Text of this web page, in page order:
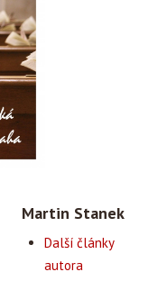
Martin Stanek
Další články
autora